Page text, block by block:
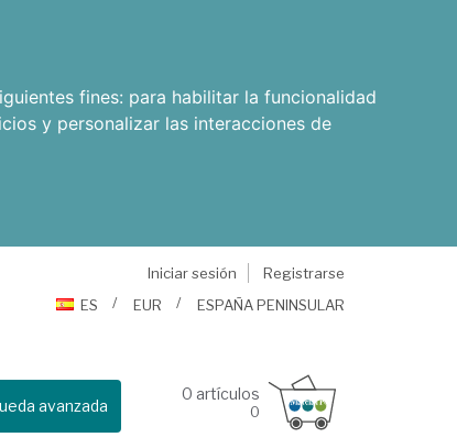
fines: para habilitar la funcionalidad
y personalizar las interacciones de
Iniciar sesión
Registrarse
ES
EUR ESPAÑA PENINSULAR
avanzada
0 artículos
0